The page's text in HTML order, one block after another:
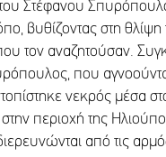
Στέφανου
βυθίζοντας στη
τον αναζητούσαν.
που
νεκρός μέσα
περιοχή της
από τις